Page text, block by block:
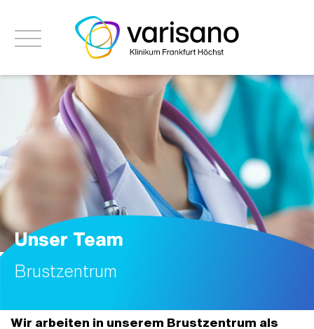
Unser Team
Brustzentrum
Wir arbeiten in unserem Brustzentrum als